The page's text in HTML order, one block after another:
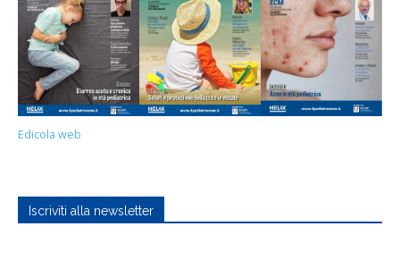
Edicola web
Iscriviti alla newsletter